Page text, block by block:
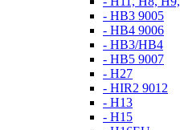
- HB3 9005
- HB4 9006
- HB3/HB4
- HB5 9007
- H27
- HIR2 9012
- H13
- H15